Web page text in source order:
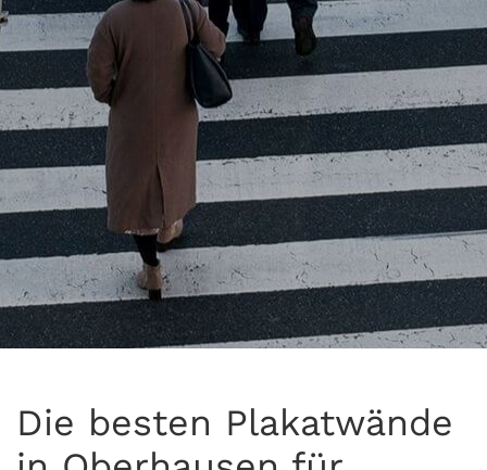
Die besten Plakatwände